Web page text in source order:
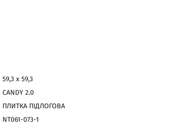
59,3 x 59,3
CANDY 2.0
ПЛИТКА ПІДЛОГОВА
NT061-073-1